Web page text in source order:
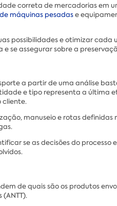
correta de mercadorias em
máquinas pesadase
possibilidades e otimizar
se assegurar sobre a
a partir de uma análise
e tipo representa a última
cliente.
manuseio e rotas
se as decisões do processo
de quais são os produtos